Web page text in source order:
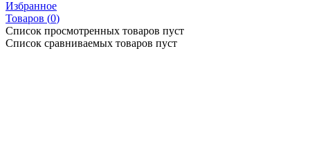
Избранное
Товаров (0)
Список просмотренных товаров пуст
Список сравниваемых товаров пуст